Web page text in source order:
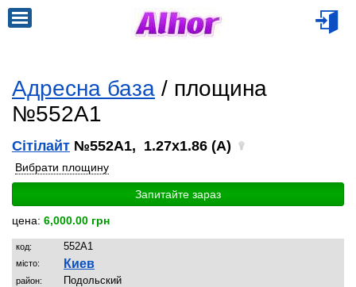
Адресна база / площина
№552A1
Сітілайт №552A1, 1.27x1.86 (A)
Вибрати площину
Запитайте зараз
цена: 6,000.00 грн
код: 552A1
місто: Киев
район: Подольский